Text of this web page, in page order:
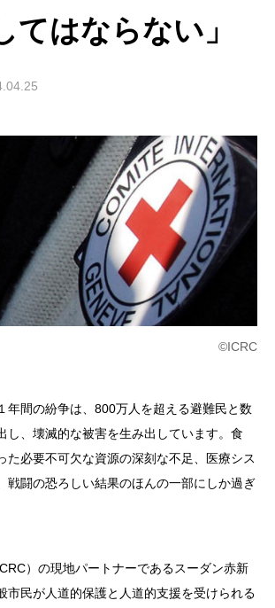
てはならない」
©ICRC
年間の紛争は、800万人を超える避難民と数
し、壊滅的な被害を生み出しています。食
た必要不可欠な資源の深刻な不足、医療シス
戦闘の恐ろしい結果のほんの一部にしか過ぎ
）の現地パートナーであるスーダン赤新
市民が人道的保護と人道的支援を受けられる